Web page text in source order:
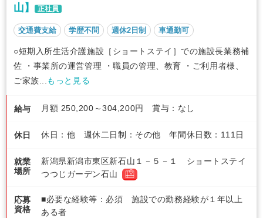
山】 正社員
交通費支給 学歴不問 週休2日制 車通勤可
○短期入所生活介護施設［ショートステイ］での施設長業務補
佐 ・事業所の運営管理 ・職員の管理、教育 ・ご利用者様、
ご家族...
もっと見る
給与 月額 250,200～304,200円 賞与：なし
休日 休日：他 週休二日制：その他 年間休日数：111日
就業
場所
新潟県新潟市東区新石山１－５－１ ショートステイ
つつじガーデン石山
応募
資格
■必要な経験等：必須 施設での勤務経験が１年以上
ある者